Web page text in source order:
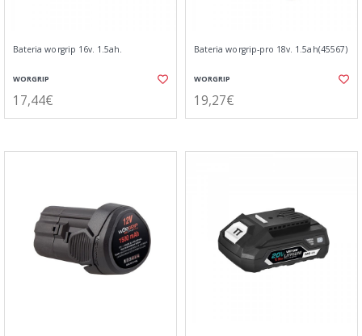
Bateria worgrip 16v. 1.5ah.
WORGRIP
17,44€
Bateria worgrip-pro 18v. 1.5ah(45567)
WORGRIP
19,27€